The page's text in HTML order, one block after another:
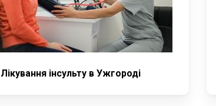
Лікування інсульту в Ужгороді